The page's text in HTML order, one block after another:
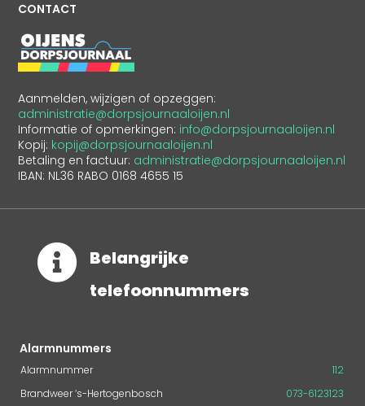
CONTACT
Aanmelden, wijzigen of opzeggen:
administratie@dorpsjournaaloijen.nl
Informatie of opmerkingen: info@dorpsjournaaloijen.nl
Kopij: kopij@dorpsjournaaloijen.nl
Betaling en factuur: administratie@dorpsjournaaloijen.nl
IBAN: NL36 RABO 0168 4655 15

Belangrijke
telefoonnummers
Alarmnummers
Alarmnummer
112
Brandweer ‘s-Hertogenbosch
073-6123123